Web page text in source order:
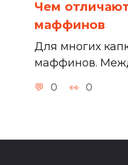
Чем
маффинов
Для многих
маффинов.
0 0